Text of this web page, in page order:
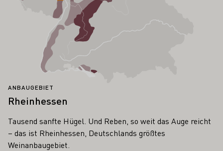
ANBAUGEBIET
Rheinhessen
Tausend sanfte Hügel. Und Reben, so weit das Auge reicht
– das ist Rheinhessen, Deutschlands größtes
Weinanbaugebiet.